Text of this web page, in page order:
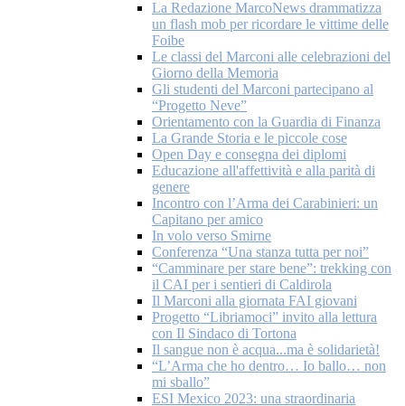
La Redazione MarcoNews drammatizza
un flash mob per ricordare le vittime delle
Foibe
Le classi del Marconi alle celebrazioni del
Giorno della Memoria
Gli studenti del Marconi partecipano al
“Progetto Neve”
Orientamento con la Guardia di Finanza
La Grande Storia e le piccole cose
Open Day e consegna dei diplomi
Educazione all'affettività e alla parità di
genere
Incontro con l’Arma dei Carabinieri: un
Capitano per amico
In volo verso Smirne
Conferenza “Una stanza tutta per noi”
“Camminare per stare bene”: trekking con
il CAI per i sentieri di Caldirola
Il Marconi alla giornata FAI giovani
Progetto “Libriamoci” invito alla lettura
con Il Sindaco di Tortona
Il sangue non è acqua...ma è solidarietà!
“L’Arma che ho dentro… Io ballo… non
mi sballo”
ESI Mexico 2023: una straordinaria